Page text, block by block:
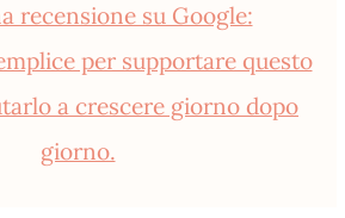
recensione su Google:
per supportare questo
a crescere giorno dopo
giorno.